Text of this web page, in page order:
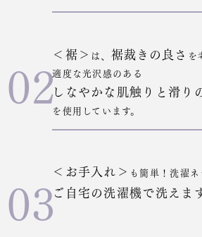
02＜裾＞ は、 裾裁きの良さ を
適度な光沢感のある
しなやかな肌触りと滑り
を使用しています。
03＜お手入れ＞ も簡単！洗濯
ご自宅の洗濯機で洗えます